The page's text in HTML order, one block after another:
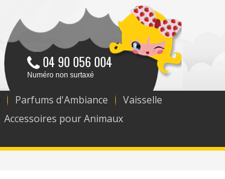
04 90 056 004
Numéro non surtaxé
Parfums d'Ambiance
Vaisselle
Accessoires pour Animaux